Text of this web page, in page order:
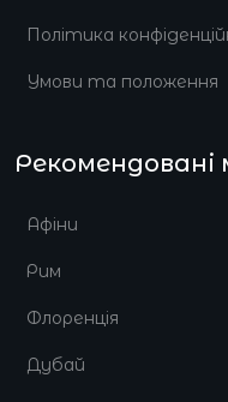
Політика
Умови та положення
Рекомендовані
Афіни
Рим
Флоренція
Дубай